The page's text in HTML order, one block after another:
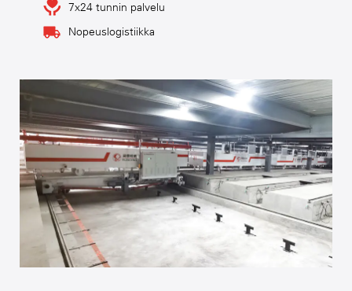
tuotantolinjoihin.
7x24 tunnin palvelu
Nopeuslogistiikka